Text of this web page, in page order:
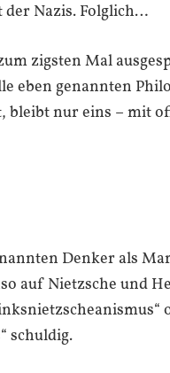
Nazis. Folglich…
zigsten Mal
eben genannten
bleibt nur eins – mit
Denker als
auf Nietzsche und
schuldig.